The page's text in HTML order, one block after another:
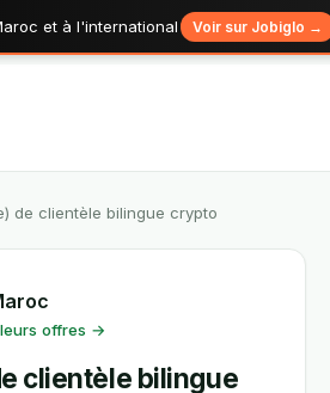
et à l'international Voir sur Jobiglo →
de clientèle bilingue crypto
offres →
clientèle bilingue